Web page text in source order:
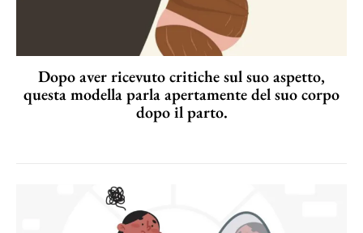
Dopo aver ricevuto critiche sul suo aspetto,
questa modella parla apertamente del suo corpo
dopo il parto.